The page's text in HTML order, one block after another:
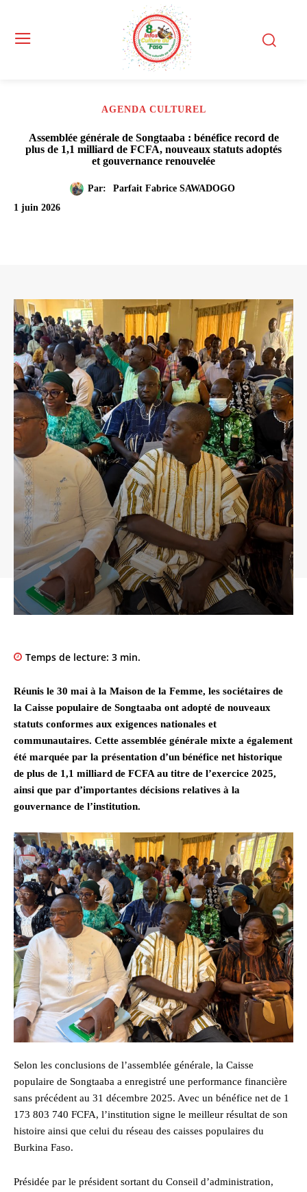
AGENDA CULTUREL
Assemblée générale de Songtaaba : bénéfice record de
plus de 1,1 milliard de FCFA, nouveaux statuts adoptés
et gouvernance renouvelée
Par:
Parfait Fabrice SAWADOGO
1 juin 2026
Temps de lecture: 3 min.
Réunis le 30 mai à la Maison de la Femme, les sociétaires de
la Caisse populaire de Songtaaba ont adopté de nouveaux
statuts conformes aux exigences nationales et
communautaires. Cette assemblée générale mixte a également
été marquée par la présentation d’un bénéfice net historique
de plus de 1,1 milliard de FCFA au titre de l’exercice 2025,
ainsi que par d’importantes décisions relatives à la
gouvernance de l’institution.
Selon les conclusions de l’assemblée générale, la Caisse
populaire de Songtaaba a enregistré une performance financière
sans précédent au 31 décembre 2025. Avec un bénéfice net de 1
173 803 740 FCFA, l’institution signe le meilleur résultat de son
histoire ainsi que celui du réseau des caisses populaires du
Burkina Faso.
Présidée par le président sortant du Conseil d’administration,